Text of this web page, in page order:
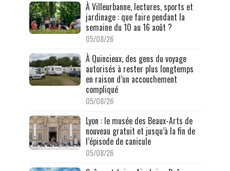
À Villeurbanne, lectures, sports et
jardinage : que faire pendant la
semaine du 10 au 16 août ?
05/08/26
À Quincieux, des gens du voyage
autorisés à rester plus longtemps
en raison d’un accouchement
compliqué
05/08/26
Lyon : le musée des Beaux-Arts de
nouveau gratuit et jusqu’à la fin de
l’épisode de canicule
05/08/26